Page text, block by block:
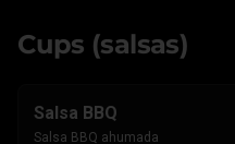
Cups (salsas)
Salsa BBQ
Salsa BBQ ahumada